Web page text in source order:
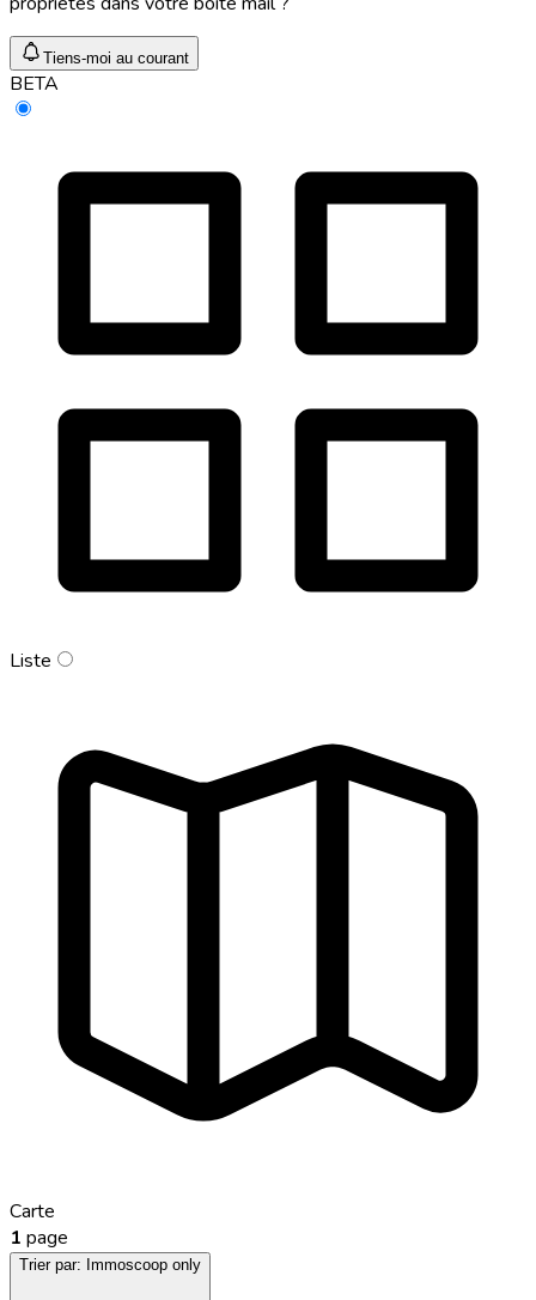
Tiens-moi au courant
BETA
Liste
Carte
1 page
Trier par: Immoscoop only